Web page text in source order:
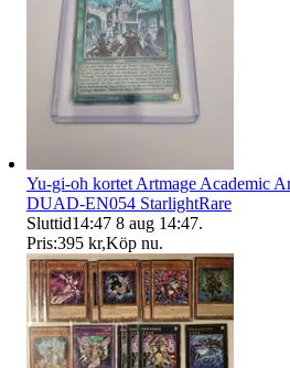
Yu-gi-oh kortet Artmage Academic
DUAD-EN054 StarlightRare
Sluttid14:47 8 aug 14:47.
Pris:395 kr,Köp nu.